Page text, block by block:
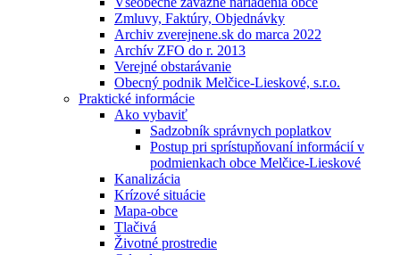
Zmluvy, Faktúry, Objednávky
Archiv zverejnene.sk do marca 2022
Archív ZFO do r. 2013
Verejné obstarávanie
Obecný podnik Melčice-Lieskové, s.r.o.
Praktické informácie
Ako vybaviť
Sadzobník správnych poplatkov
Postup pri sprístupňovaní informácií v
podmienkach obce Melčice-Lieskové
Kanalizácia
Krízové situácie
Mapa-obce
Tlačivá
Životné prostredie